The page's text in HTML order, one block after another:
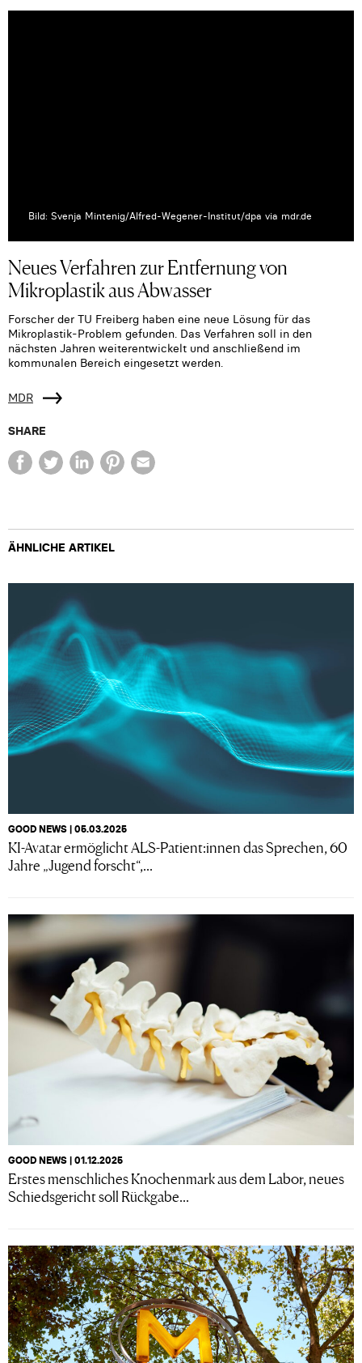
Bild: Svenja Mintenig/Alfred-Wegener-Institut/dpa via mdr.de
Neues Verfahren zur Entfernung von
Mikroplastik aus Abwasser
Forscher der TU Freiberg haben eine neue Lösung für das
Mikroplastik-Problem gefunden. Das Verfahren soll in den
nächsten Jahren weiterentwickelt und anschließend im
kommunalen Bereich eingesetzt werden.
MDR
SHARE
ÄHNLICHE ARTIKEL
GOOD NEWS | 05.03.2025
KI-Avatar ermöglicht ALS-Patient:innen das Sprechen, 60
Jahre „Jugend forscht“,...
GOOD NEWS | 01.12.2025
Erstes menschliches Knochenmark aus dem Labor, neues
Schiedsgericht soll Rückgabe...